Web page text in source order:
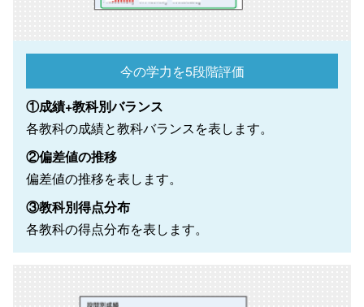
今の学力を5段階評価
①成績+教科別バランス
各教科の成績と教科バランスを表します。
②偏差値の推移
偏差値の推移を表します。
③教科別得点分布
各教科の得点分布を表します。